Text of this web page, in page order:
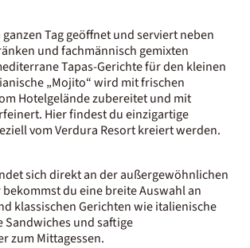
ganzen Tag geöffnet und serviert neben
und fachmännisch gemixten
Tapas-Gerichte für den kleinen
„Mojito“ wird mit frischen
Hotelgelände zubereitet und mit
Hier findest du einzigartige
vom Verdura Resort kreiert werden.
sich direkt an der außergewöhnlichen
du eine breite Auswahl an
klassischen Gerichten wie italienische
Sandwiches und saftige
zum Mittagessen.